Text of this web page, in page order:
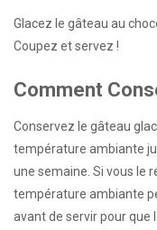
Glacez le gâteau au
Coupez et servez !
Comment
Conservez le gâteau
température ambiante
une semaine. Si vous le
température ambiante
avant de servir pour que